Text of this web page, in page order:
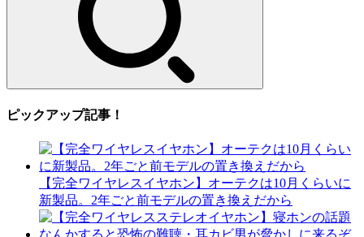
ピックアップ記事！
【完全ワイヤレスイヤホン】オーテクは10月くらいに
新製品。2年ごと前モデルの置き換えだから